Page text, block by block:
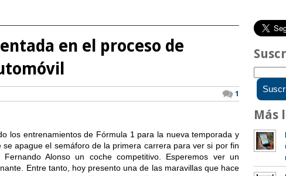
en el proceso de
1
los entrenamientos de Fórmula 1 para la nueva temporada y
apague el semáforo de la primera carrera para ver si por fin
Alonso un coche competitivo. Esperemos ver un
Entre tanto, hoy presento una de las maravillas que hace
Más